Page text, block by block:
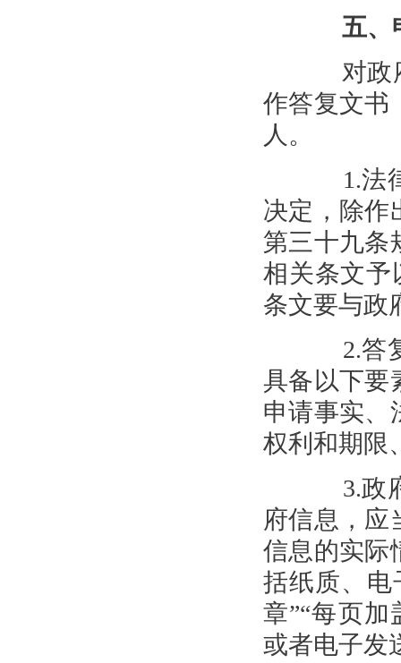
五、
对政府
作答复文书
人。
1.法律
决定，除作
第三十九条
相关条文予
条文要与政
2.答复
具备以下要
申请事实、
权利和期限
3.政府
府信息，应
信息的实际
括纸质、电
章”“每页
或者电子发